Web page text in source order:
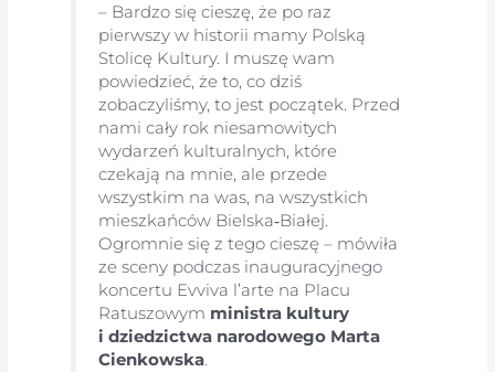
– Bardzo się cieszę, że po raz
pierwszy w historii mamy Polską
Stolicę Kultury. I muszę wam
powiedzieć, że to, co dziś
zobaczyliśmy, to jest początek. Przed
nami cały rok niesamowitych
wydarzeń kulturalnych, które
czekają na mnie, ale przede
wszystkim na was, na wszystkich
mieszkańców Bielska‑Białej.
Ogromnie się z tego cieszę – mówiła
ze sceny podczas inauguracyjnego
koncertu Evviva l’arte na Placu
Ratuszowym ministra kultury
i dziedzictwa narodowego Marta
Cienkowska.